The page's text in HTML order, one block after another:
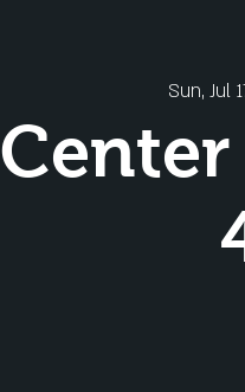
Sun, Jul